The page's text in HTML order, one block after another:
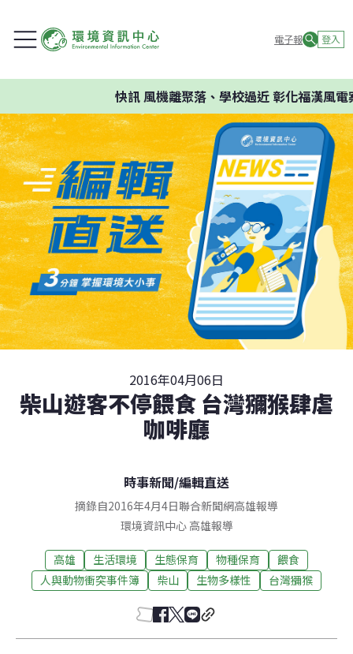
電子報 登入
快訊風機離聚落、學校過近 彰化福漢風電
2016年04月06日
柴山遊客不停餵食 台灣獼猴肆虐
咖啡廳
時事新聞/編輯直送
摘錄自2016年4月4日聯合新聞網高雄報導
環境資訊中心 高雄報導
高雄 生活環境 生態保育 物種保育
餵食
人與動物衝突事件簿
柴山 生物多樣性 台灣獼猴